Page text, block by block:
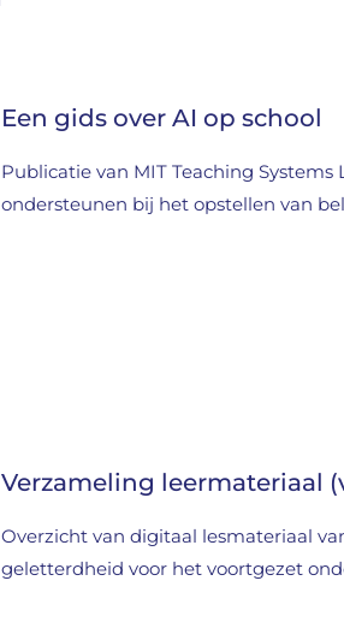
Een gids over AI op school
Publicatie van MIT Teaching
ondersteunen bij het opstellen van
Verzameling leermateriaal
Overzicht van digitaal lesmateriaal
geletterdheid voor het voortgezet